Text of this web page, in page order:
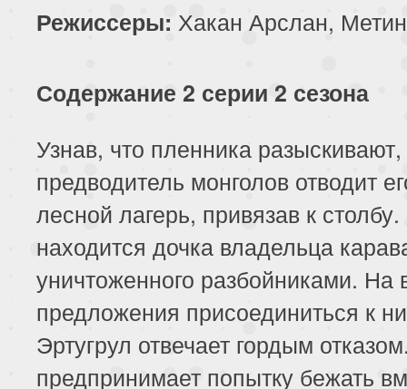
Режиссеры: Хакан Арслан,
Содержание 2 серии 2 сезона
Узнав, что пленника разыскивают,
предводитель монголов отводит
лесной лагерь, привязав к
находится дочка владельца
уничтоженного разбойниками. На
предложения присоединиться к
Эртугрул отвечает гордым
предпринимает попытку бежать